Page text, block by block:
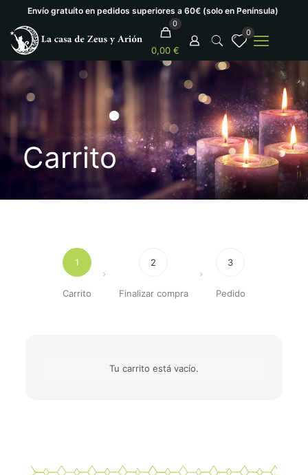
Envío gratuíto en pedidos superiores a 60€ (solo en Península)
0
0,00 €
0
Carrito
1
Carrito
2
Finalizar compra
3
Pedido
Tu carrito está vacío.